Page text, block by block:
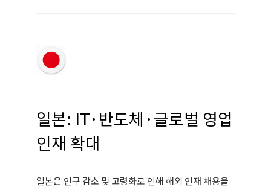
일본: IT·반도체·글로벌 영업
인재 확대
일본은 인구 감소 및 고령화로 인해 해외 인재 채용을